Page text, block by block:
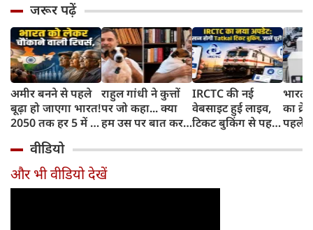
जरूर पढ़ें
अमीर बनने से पहले
बूढ़ा हो जाएगा भारत!
2050 तक हर 5 में 1
साल से ज्यादा उम्र का
राहुल गांधी ने कुत्तों
पर जो कहा... क्या
हम उस पर बात कर
IRCTC की नई
वेबसाइट हुई लाइव,
टिकट बुकिंग से पहले
काम, जानें पूरा
भारत
का
पहले
और
वीडियो
और भी वीडियो देखें